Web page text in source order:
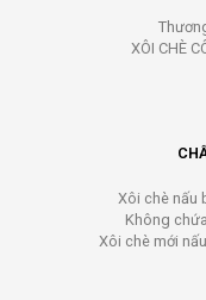
XÔI CHÈ
Xôi chè nấu
Không
Xôi chè mới